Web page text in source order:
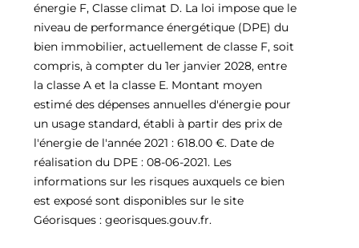
énergie F, Classe climat D. La loi impose que le
niveau de performance énergétique (DPE) du
bien immobilier, actuellement de classe F, soit
compris, à compter du 1er janvier 2028, entre
la classe A et la classe E. Montant moyen
estimé des dépenses annuelles d'énergie pour
un usage standard, établi à partir des prix de
l'énergie de l'année 2021 : 618.00 €. Date de
réalisation du DPE : 08-06-2021. Les
informations sur les risques auxquels ce bien
est exposé sont disponibles sur le site
Géorisques : georisques.gouv.fr.